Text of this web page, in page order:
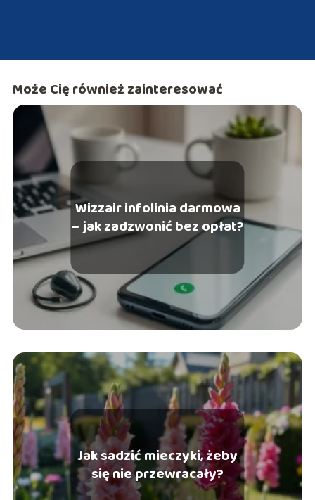
Może Cię również zainteresować
Wizzair infolinia darmowa
– jak zadzwonić bez opłat?
Jak sadzić mieczyki, żeby
się nie przewracały?